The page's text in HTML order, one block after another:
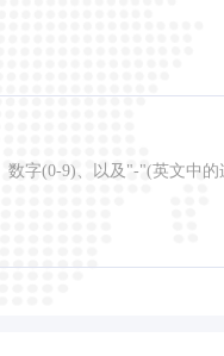
字(0-9)、以及"-"(英文中